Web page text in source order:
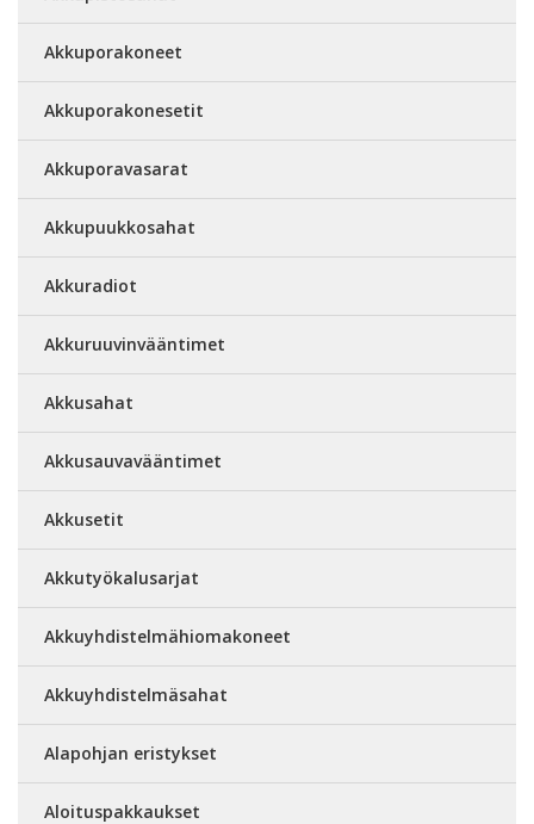
Akkuporakoneet
Akkuporakonesetit
Akkuporavasarat
Akkupuukkosahat
Akkuradiot
Akkuruuvinvääntimet
Akkusahat
Akkusauvavääntimet
Akkusetit
Akkutyökalusarjat
Akkuyhdistelmähiomakoneet
Akkuyhdistelmäsahat
Alapohjan eristykset
Aloituspakkaukset